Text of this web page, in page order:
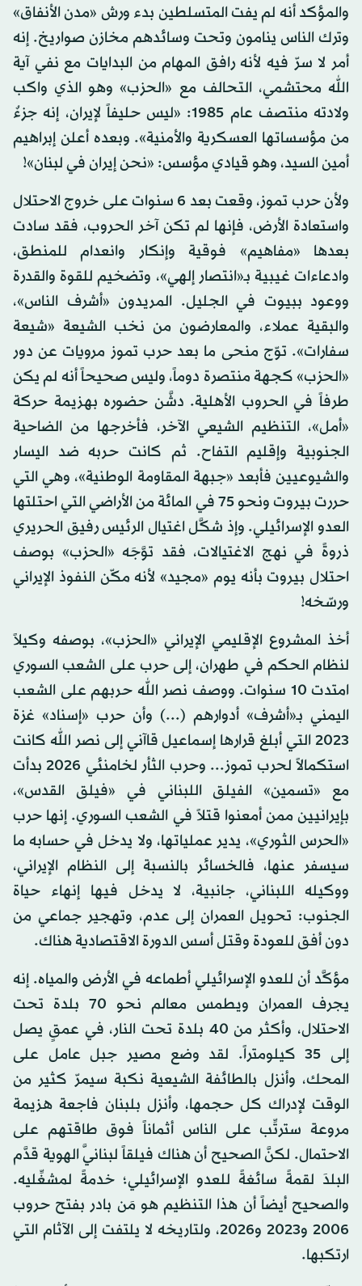
والمؤكد أنه لم يفت المتسلطين بدء ورش «مدن الأنفاق»
وترك الناس ينامون وتحت وسائدهم مخازن صواريخ. إنه
أمر لا سرّ فيه لأنه رافق المهام من البدايات مع نفي آية
الله محتشمي، التحالف مع «الحزب» وهو الذي واكب
ولادته منتصف عام 1985: «ليس حليفاً لإيران، إنه جزءٌ
من مؤسساتها العسكرية والأمنية». وبعده أعلن إبراهيم
أمين السيد، وهو قيادي مؤسس: «نحن إيران في لبنان»!
ولأن حرب تموز، وقعت بعد 6 سنوات على خروج الاحتلال
واستعادة الأرض، فإنها لم تكن آخر الحروب، فقد سادت
بعدها «مفاهيم» فوقية وإنكار وانعدام للمنطق،
وادعاءات غيبية بـ«انتصار إلهي»، وتضخيم للقوة والقدرة
ووعود ببيوت في الجليل. المريدون «أشرف الناس»،
والبقية عملاء، والمعارضون من نخب الشيعة «شيعة
سفارات». توّج منحى ما بعد حرب تموز مرويات عن دور
«الحزب» كجهة منتصرة دوماً، وليس صحيحاً أنه لم يكن
طرفاً في الحروب الأهلية. دشَّن حضوره بهزيمة حركة
«أمل»، التنظيم الشيعي الآخر، فأخرجها من الضاحية
الجنوبية وإقليم التفاح. ثم كانت حربه ضد اليسار
والشيوعيين فأبعد «جبهة المقاومة الوطنية»، وهي التي
حررت بيروت ونحو 75 في المائة من الأراضي التي احتلتها
العدو الإسرائيلي. وإذ شكَّل اغتيال الرئيس رفيق الحريري
ذروةً في نهج الاغتيالات، فقد توَّجَه «الحزب» بوصف
احتلال بيروت بأنه يوم «مجيد» لأنه مكّن النفوذ الإيراني
ورسّخه!
أخذ المشروع الإقليمي الإيراني «الحزب»، بوصفه وكيلاً
لنظام الحكم في طهران، إلى حرب على الشعب السوري
امتدت 10 سنوات. ووصف نصر الله حربهم على الشعب
اليمني بـ«أشرف» أدوارهم (...) وأن حرب «إسناد» غزة
2023 التي أبلغ قرارها إسماعيل قاآني إلى نصر الله كانت
استكمالاً لحرب تموز... وحرب الثأر لخامنئي 2026 بدأت
مع «تسمين» الفيلق اللبناني في «فيلق القدس»،
بإيرانيين ممن أمعنوا قتلاً في الشعب السوري. إنها حرب
«الحرس الثوري»، يدير عملياتها، ولا يدخل في حسابه ما
سيسفر عنها، فالخسائر بالنسبة إلى النظام الإيراني،
ووكيله اللبناني، جانبية، لا يدخل فيها إنهاء حياة
الجنوب: تحويل العمران إلى عدم، وتهجير جماعي من
دون أفق للعودة وقتل أسس الدورة الاقتصادية هناك.
مؤكَّد أن للعدو الإسرائيلي أطماعه في الأرض والمياه. إنه
يجرف العمران ويطمس معالم نحو 70 بلدة تحت
الاحتلال، وأكثر من 40 بلدة تحت النار، في عمقٍ يصل
إلى 35 كيلومتراً. لقد وضع مصير جبل عامل على
المحك، وأنزل بالطائفة الشيعية نكبة سيمرّ كثير من
الوقت لإدراك كل حجمها، وأنزل بلبنان فاجعة هزيمة
مروعة سترتِّب على الناس أثماناً فوق طاقتهم على
الاحتمال. لكنَّ الصحيح أن هناك فيلقاً لبنانيَّ الهوية قدَّم
البلدَ لقمةً سائغةً للعدو الإسرائيلي؛ خدمةً لمشغِّليه.
والصحيح أيضاً أن هذا التنظيم هو مَن بادر بفتح حروب
2006 و2023 و2026، ولتاريخه لا يلتفت إلى الآثام التي
ارتكبها.